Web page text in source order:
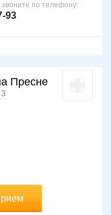
по телефону:
93
Пресне